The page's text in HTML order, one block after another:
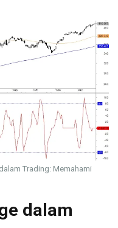
Trading: Memahami
dalam